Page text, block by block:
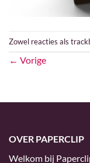
Zowel reacties als
← Vorige
OVER PAPERCLIP
Welkom bij